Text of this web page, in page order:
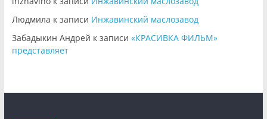
Людмила к записи Инжавинский маслозавод
Забадыкин Андрей к записи «КРАСИВКА ФИЛЬМ»
представляет